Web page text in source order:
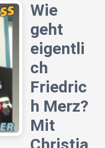
Wie
geht
eigentli
ch
Friedric
h Merz?
Mit